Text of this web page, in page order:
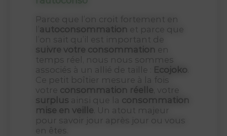
Parce que l’on croit fortement en
autoconsommation et parce que
l’on sait qu’il est important de
suivre votre consommation en
temps réel, nous nous sommes
associés à un allié de taille :
Ecojoko
Ce petit boîtier mesure à la fois
votre consommation réelle , votre
surplus ainsi que la consommation
mise en veille . Un atout majeur
pour savoir jour après jour ou vous
en êtes.